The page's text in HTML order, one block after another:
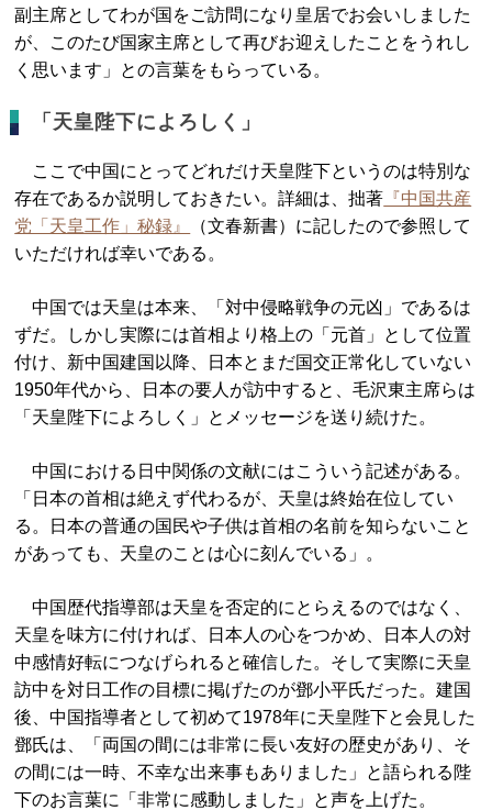
副主席としてわが国をご訪問になり皇居でお会いしました
が、このたび国家主席として再びお迎えしたことをうれし
く思います」との言葉をもらっている。
「天皇陛下によろしく」
ここで中国にとってどれだけ天皇陛下というのは特別な
存在であるか説明しておきたい。詳細は、拙著 『中国共産
党「天皇工作」秘録』
（文春新書）に記したので参照して
いただければ幸いである。
中国では天皇は本来、「対中侵略戦争の元凶」であるは
ずだ。しかし実際には首相より格上の「元首」として位置
付け、新中国建国以降、日本とまだ国交正常化していない
1950年代から、日本の要人が訪中すると、毛沢東主席らは
「天皇陛下によろしく」とメッセージを送り続けた。
中国における日中関係の文献にはこういう記述がある。
「日本の首相は絶えず代わるが、天皇は終始在位してい
る。日本の普通の国民や子供は首相の名前を知らないこと
があっても、天皇のことは心に刻んでいる」。
中国歴代指導部は天皇を否定的にとらえるのではなく、
天皇を味方に付ければ、日本人の心をつかめ、日本人の対
中感情好転につなげられると確信した。そして実際に天皇
訪中を対日工作の目標に掲げたのが鄧小平氏だった。建国
後、中国指導者として初めて1978年に天皇陛下と会見した
鄧氏は、「両国の間には非常に長い友好の歴史があり、そ
の間には一時、不幸な出来事もありました」と語られる陛
下のお言葉に「非常に感動しました」と声を上げた。